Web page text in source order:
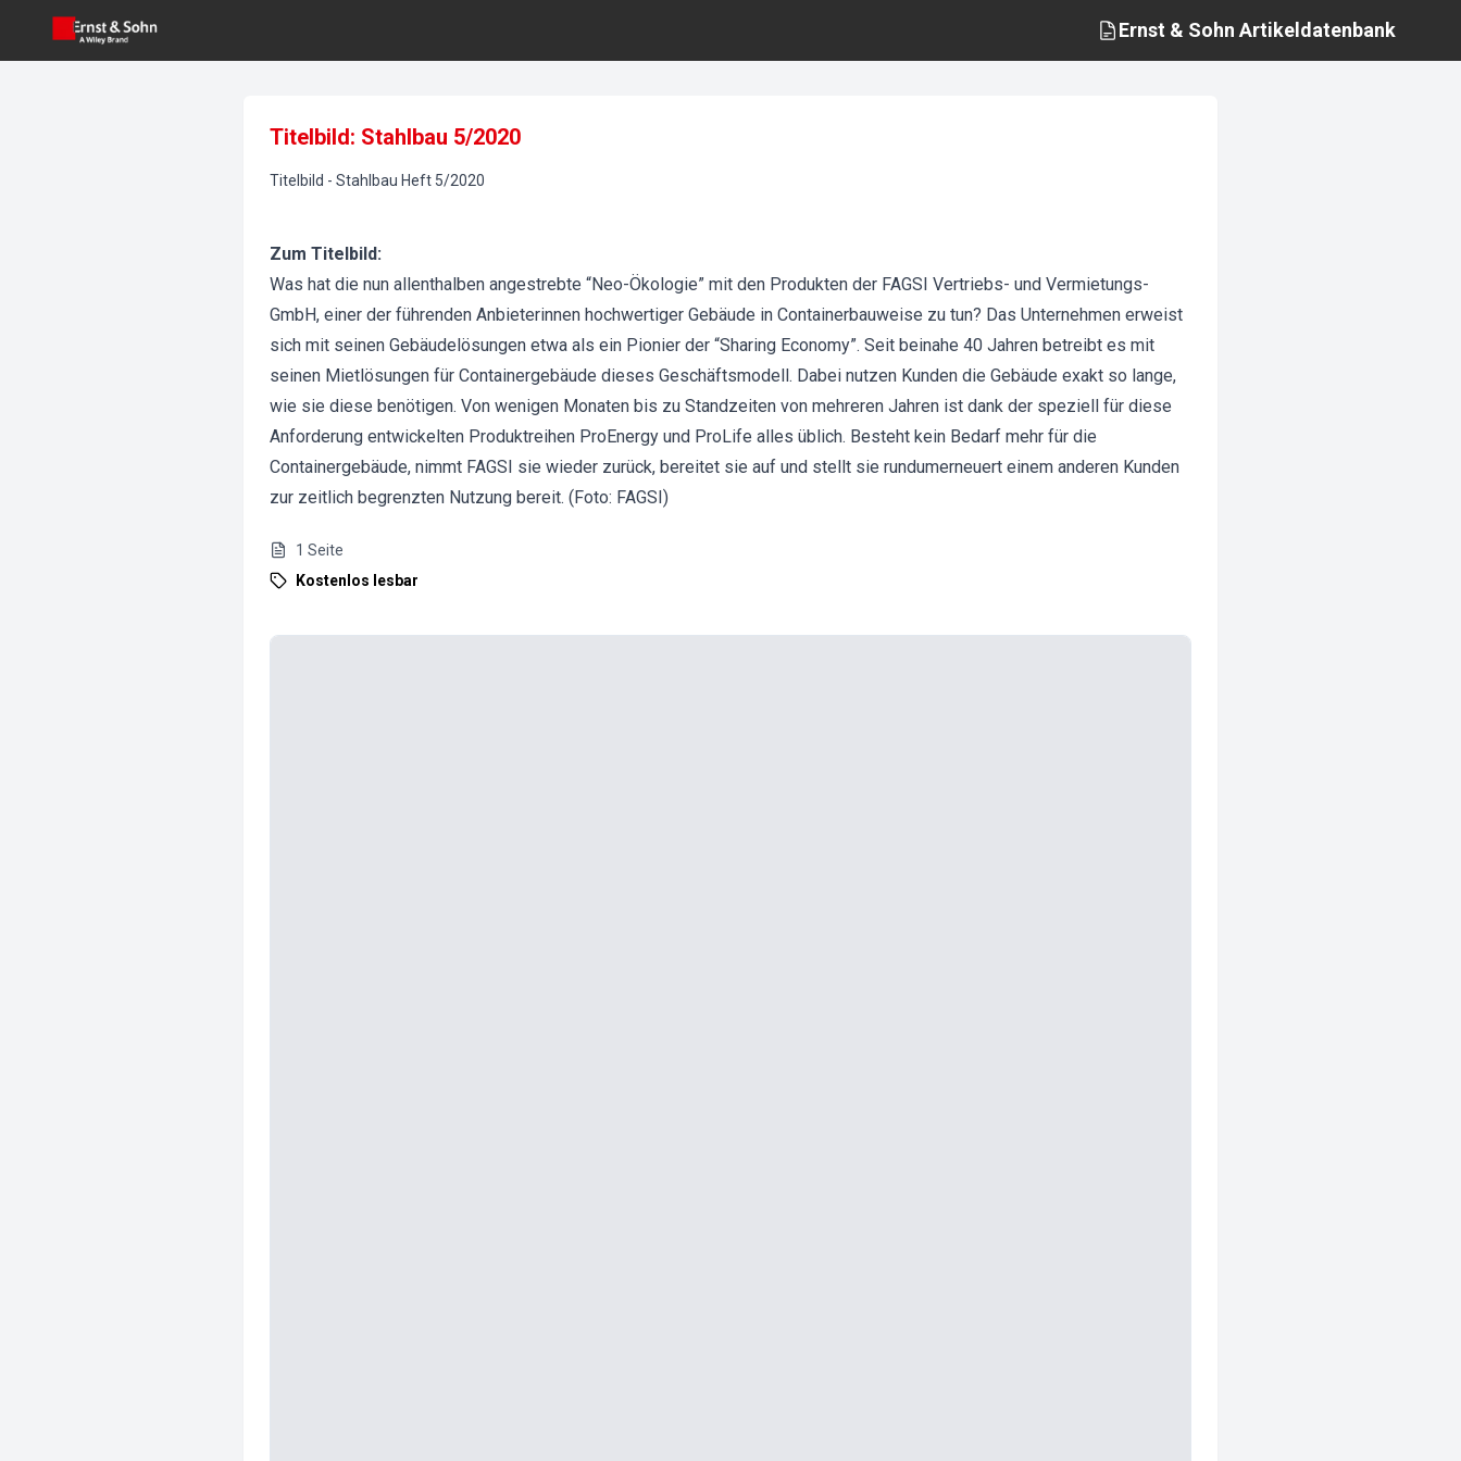
Ernst & Sohn Artikeldatenbank
Titelbild: Stahlbau 5/2020
Titelbild - Stahlbau Heft 5/2020
Zum Titelbild:
Was hat die nun allenthalben angestrebte “Neo-Ökologie” mit den Produkten der FAGSI Vertriebs- und Vermietungs-
GmbH, einer der führenden Anbieterinnen hochwertiger Gebäude in Containerbauweise zu tun? Das Unternehmen erweist
sich mit seinen Gebäudelösungen etwa als ein Pionier der “Sharing Economy”. Seit beinahe 40 Jahren betreibt es mit
seinen Mietlösungen für Containergebäude dieses Geschäftsmodell. Dabei nutzen Kunden die Gebäude exakt so lange,
wie sie diese benötigen. Von wenigen Monaten bis zu Standzeiten von mehreren Jahren ist dank der speziell für diese
Anforderung entwickelten Produktreihen ProEnergy und ProLife alles üblich. Besteht kein Bedarf mehr für die
Containergebäude, nimmt FAGSI sie wieder zurück, bereitet sie auf und stellt sie rundumerneuert einem anderen Kunden
zur zeitlich begrenzten Nutzung bereit. (Foto: FAGSI)
1 Seite
Kostenlos lesbar